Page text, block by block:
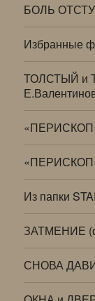
БОЛЬ
Избранные
ТОЛСТЫЙ и
«ПЕРИСКОП»
«ПЕРИСКОП»
Из папки
ЗАТМЕНИЕ
СНОВА